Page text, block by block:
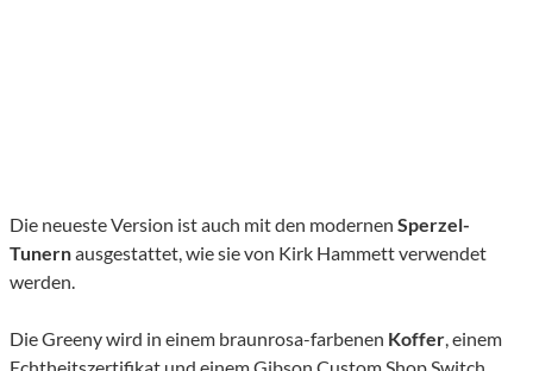
Die neueste Version ist auch mit den modernen Sperzel-
Tunernausgestattet, wie sie von Kirk Hammett verwendet
werden.
Die Greeny wird in einem braunrosa-farbenen Koffer, einem